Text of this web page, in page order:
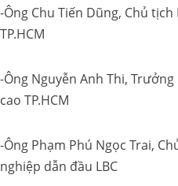
-Ông Chu Tiến Dũng, Chủ
TP.HCM
-Ông Nguyễn Anh Thi,
cao TP.HCM
-Ông Phạm Phú Ngọc Trai,
nghiệp dẫn đầu LBC